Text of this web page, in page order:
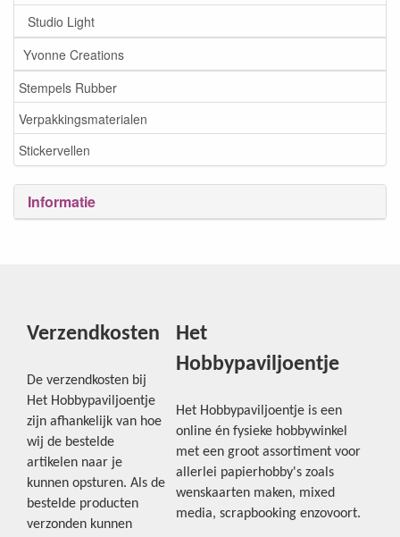
Studio Light
Yvonne Creations
Stempels Rubber
Verpakkingsmaterialen
Stickervellen
Informatie
Verzendkosten
De verzendkosten bij
Het Hobbypaviljoentje
zijn afhankelijk van hoe
wij de bestelde
artikelen naar je
kunnen opsturen. Als de
bestelde producten
verzonden kunnen
Het
Hobbypaviljoentje
Het Hobbypaviljoentje is een
online én fysieke hobbywinkel
met een groot assortiment voor
allerlei papierhobby's zoals
wenskaarten maken, mixed
media, scrapbooking enzovoort.